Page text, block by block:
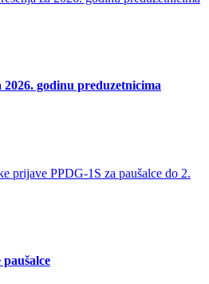
2026. godinu preduzetnicima